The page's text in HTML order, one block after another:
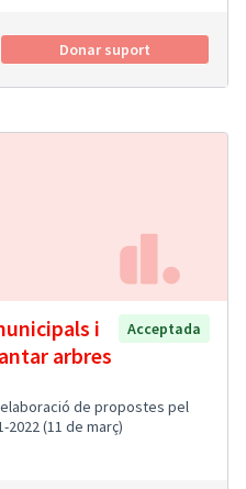
Donar suport
i
arbres
Acceptada
de propostes pel
(11 de març)